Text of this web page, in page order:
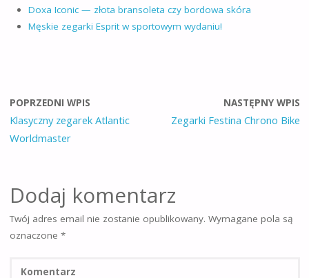
Doxa Iconic — złota bransoleta czy bordowa skóra
Męskie zegarki Esprit w sportowym wydaniu!
POPRZEDNI WPIS
Klasyczny zegarek Atlantic
Worldmaster
NASTĘPNY WPIS
Zegarki Festina Chrono Bike
Dodaj komentarz
Twój adres email nie zostanie opublikowany. Wymagane pola są
oznaczone *